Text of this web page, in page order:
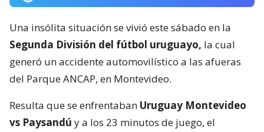
Una insólita situación se vivió este sábado en la
Segunda División del fútbol uruguayo, la cual
generó un accidente automovilístico a las afueras
del Parque ANCAP, en Montevideo.
Resulta que se enfrentaban Uruguay Montevideo
vs Paysandú y a los 23 minutos de juego, el